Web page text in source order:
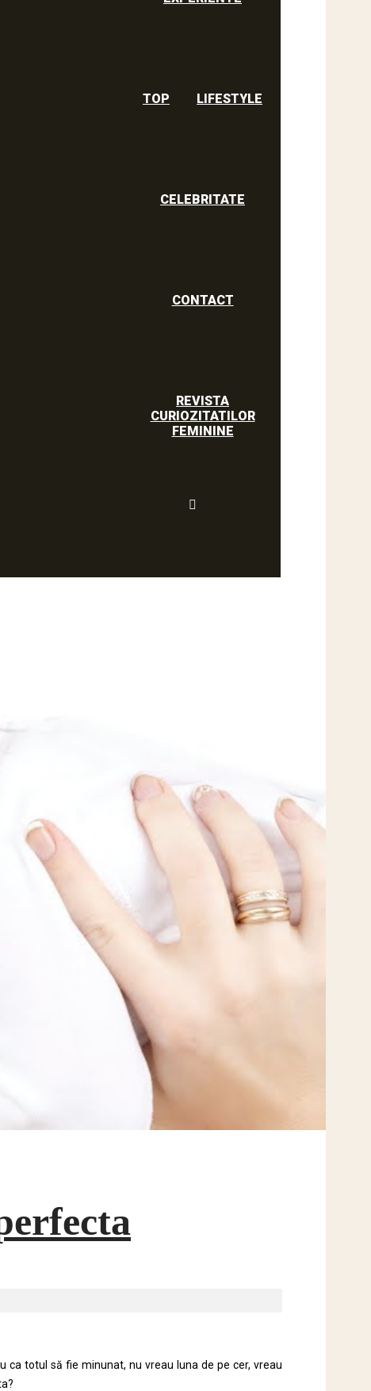
TOP LIFESTYLE
CELEBRITATE
CONTACT
REVISTA
CURIOZITATILOR
FEMININE
ca totul să fie minunat, nu vreau luna de pe cer, vreau